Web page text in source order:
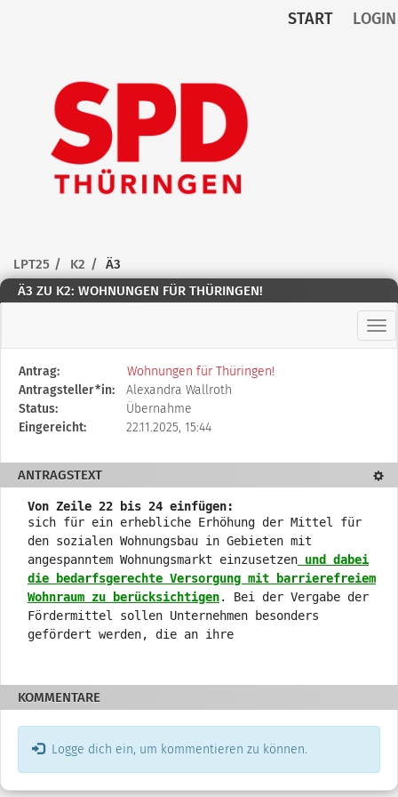
START LOGIN
Startseite
LPT25 K2
Ä3
Ä3 ZU K2: WOHNUNGEN FÜR THÜRINGEN!
Diese
Tabelle
beschreibt
den
die
Antragstellerin
und
verschiedene
Rahmendaten
zum
Änderungsantrag
Antrag:
Wohnungen für Thüringen!
Antragsteller*in:
Alexandra Wallroth
Status:
Übernahme
Eingereicht:
22.11.2025, 15:44
ANTRAGSTEXT
Von Zeile 22 bis 24 einfügen:
sich für ein erhebliche Erhöhung der Mittel für
den sozialen Wohnungsbau in Gebieten mit
angespanntem Wohnungsmarkt einzusetzen und dabei
die bedarfsgerechte Versorgung mit barrierefreiem
Wohnraum zu berücksichtigen. Bei der Vergabe der
Fördermittel sollen Unternehmen besonders
gefördert werden, die an ihre
KOMMENTARE
Logge dich ein, um kommentieren zu können.